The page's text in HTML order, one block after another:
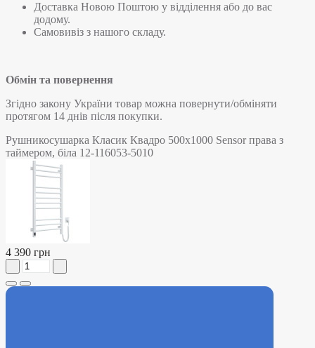
Доставка Новою Поштою у відділення або до вас
додому.
Самовивіз з нашого складу.
Обмін та повернення
Згідно закону України товар можна повернути/обміняти
протягом 14 днів після покупки.
Рушникосушарка Класик Квадро 500х1000 Sensor права з
таймером, біла 12-116053-5010
4 390 грн